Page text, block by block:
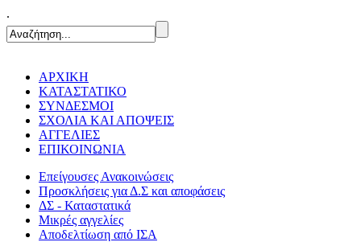
.
ΑΡΧΙΚΗ
ΚΑΤΑΣΤΑΤΙΚΟ
ΣΥΝΔΕΣΜΟΙ
ΣΧΟΛΙΑ ΚΑΙ ΑΠΟΨΕΙΣ
ΑΓΓΕΛΙΕΣ
ΕΠΙΚΟΙΝΩΝΙΑ
Επείγουσες Ανακοινώσεις
Προσκλήσεις για Δ.Σ και αποφάσεις
ΔΣ - Καταστατικά
Μικρές αγγελίες
Αποδελτίωση από ΙΣΑ